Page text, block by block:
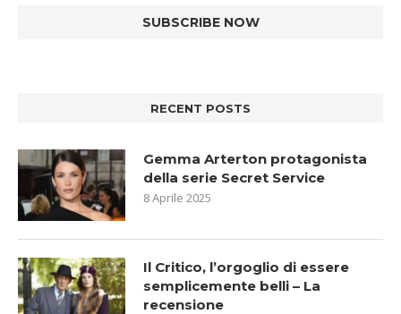
RECENT POSTS
Gemma Arterton protagonista
della serie Secret Service
8 Aprile 2025
Il Critico, l’orgoglio di essere
semplicemente belli – La
recensione